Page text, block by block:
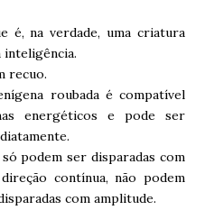
é, na verdade, uma criatura
inteligência.
recuo.
roubada é compatível
energéticos e pode ser
podem ser disparadas com
contínua, não podem
com amplitude.